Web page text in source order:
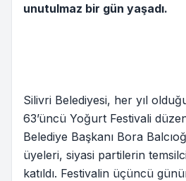
unutulmaz bir gün yaşadı.
Silivri Belediyesi, her yıl
63’üncü Yoğurt Festivali
Belediye Başkanı Bora
üyeleri, siyasi partilerin
katıldı. Festivalin üçüncü